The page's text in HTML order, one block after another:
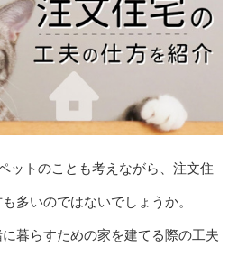
ットのことも考えながら、注文住
多いのではないでしょうか。
暮らすための家を建てる際の工夫